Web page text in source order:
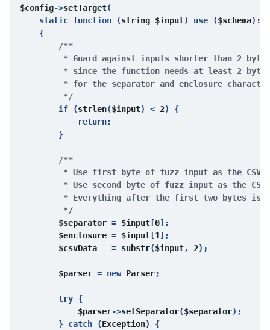
$config->setTarget(
    static function (
string $input) use ($schema):
{
/**
* Guard against inputs shorter than 2
         * since the function needs at least 2 bytes
* for the separator and enclosure
         */
if (strlen($input) < 2) {
            return;
        }
/**
* Use first byte of fuzz input as the CSV
* Use second byte of fuzz input as the
* Everything after the first two bytes is
         */
$separator = $input [0];
$enclosure = $input [1 ];
$csvData = substr($input, 2);
$parser = new Parser;
        try {
$parser->setSeparator($separator);
        } catch (
Exception) {